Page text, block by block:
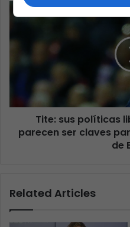
Tite: sus políticas
parecen ser claves
de
Related Articles